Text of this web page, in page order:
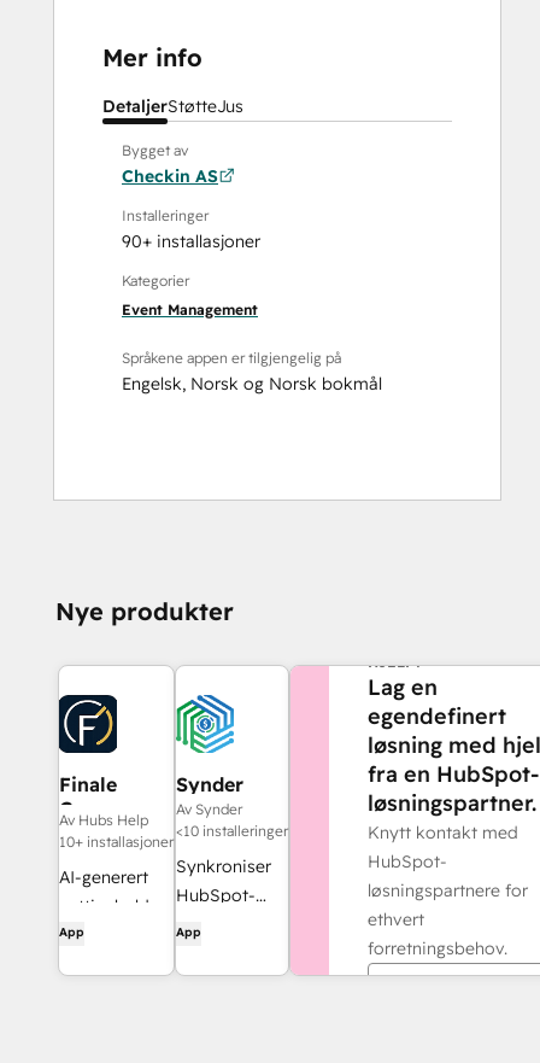
Mer info
DetaljerStøtteJus
Bygget av
Checkin AS
Installeringer
90+ installasjoner
Kategorier
Event Management
Språkene appen er tilgjengelig på
Engelsk, Norsk og Norsk bokmål
Nye produkter
Finale
Composer
Av Hubs Help
10+ installasjoner
AI-generert
nettinnhold,
utviklet for
App
Synder
Av Synder
<10 installeringer
Synkroniser
HubSpot-
fakturaer
QuickBooks,
App
HJELP?
Lag en
egendefinert
løsning med
fra en HubSpot-
løsningspartner.
Knytt kontakt med
HubSpot-
løsningspartnere for
ethvert
forretningsbehov.